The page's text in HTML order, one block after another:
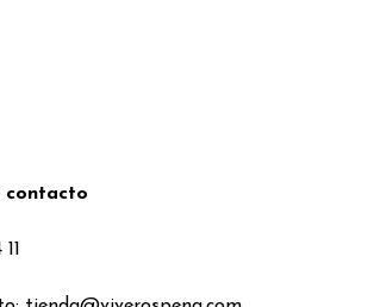
contacto